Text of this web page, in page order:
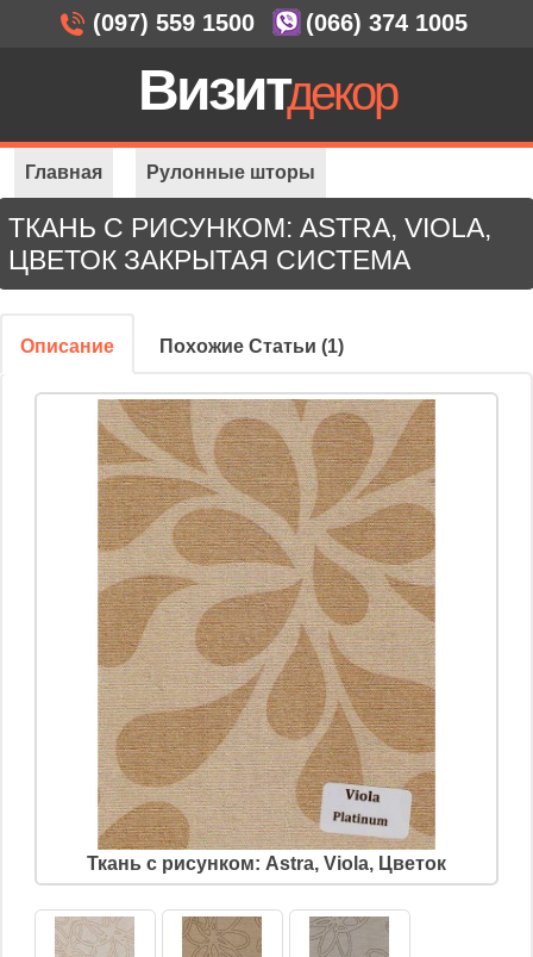
ТКАНЬ С РИСУНКОМ: ASTRA, VIOLA,
ЦВЕТОК ЗАКРЫТАЯ СИСТЕМА
Описание Похожие Статьи (1)
Ткань с рисунком: Astra, Viola, Цветок
Главная Рулонные шторы
Закрытая система
Ткань с рисунком: Astra, Viola, Цветок
(097) 559 1500 (066) 374 1005
Визитдекор